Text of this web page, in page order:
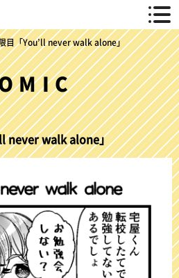
目「You’ll never walk alone」
never walk alone」